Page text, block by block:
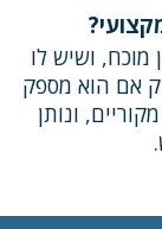
מוכח, ושיש לו
אם הוא מספק
ונותן